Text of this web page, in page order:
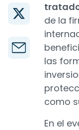
de la
las
como
En el